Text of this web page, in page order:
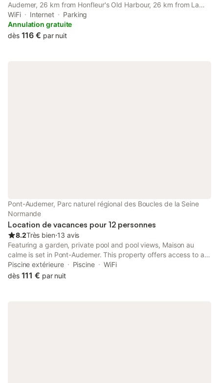
Audemer, 26 km from Honfleur's Old Harbour, 26 km from La
Forge Museum, and 31 km from Cerza Safari Park.
WiFi Internet
Parking
Annulation gratuite
dès 116 € par nuit
Pont-Audemer, Parc naturel régional des Boucles de la Seine
Normande
Location de vacances pour 12 personnes
8.2Très bien⋅13 avis
Featuring a garden, private pool and pool views, Maison au
calme is set in Pont-Audemer. This property offers access to a
terrace, darts, free private parking and free WiFi.
Piscine extérieure Piscine
WiFi
dès 111 € par nuit